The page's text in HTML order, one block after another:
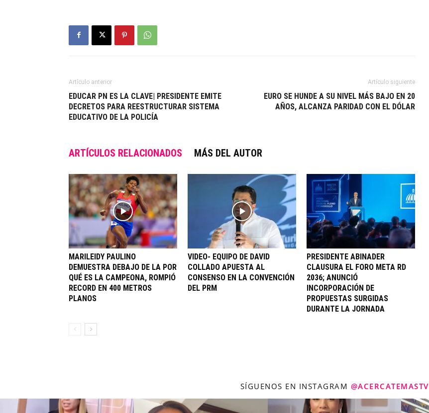
Artículo anterior
EDUCAR PN ES LA CLAVE| PRESIDENTE EMITE
DECRETOS PARA REESTRUCTURAR SISTEMA
EDUCATIVO DE LA POLICÍA
Artículo siguiente
EURO SE HUNDE A SU NIVEL MÁS BAJO EN 20
AÑOS, ALCANZA PARIDAD CON EL DÓLAR
ARTÍCULOS RELACIONADOS MÁS DEL AUTOR
MARILEIDY PAULINO
DEMUESTRA DEBAJO DE LA POR
QUÉ ES LA CAMPEONA, ROMPIÓ
RECORD EN 400 METROS
PLANOS
VIDEO- EQUIPO DE DAVID
COLLADO APUESTA AL
CONSENSO EN LA CONVENCIÓN
DEL PRM
PRESIDENTE ABINADER
CLAUSURA EL FORO META RD
2036; ANUNCIÓ
INCORPORACIÓN DE
PROPUESTAS SURGIDAS
DURANTE LA JORNADA
SÍGUENOS EN INSTAGRAM @ACERCATEMASTV